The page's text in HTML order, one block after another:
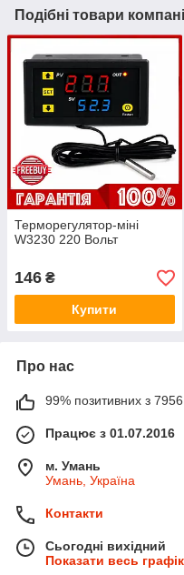
Подібні товари
Терморегулятор-міні
W3230 220 Вольт
146 ₴
Купити
Про нас
99% позитивних з 7956
Працює з 01.07.2016
м. Умань
Умань, Україна
Контакти
Сьогодні вихідний
Показати весь